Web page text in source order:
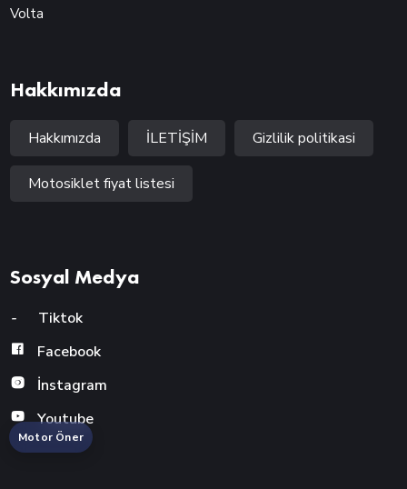
Volta
Hakkımızda
Hakkımızda İLETİŞİM Gizlilik politikasi
Motosiklet fiyat listesi
Sosyal Medya
-
Tiktok
Facebook
İnstagram
Youtube
Motor Öner